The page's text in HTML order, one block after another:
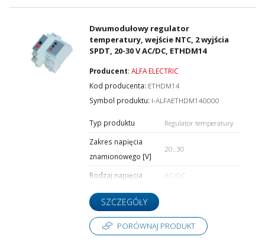
Dwumodułowy regulator
temperatury, wejście NTC, 2 wyjścia
SPDT, 20-30 V AC/DC, ETHDM14
Producent:ALFA ELECTRIC
Kod producenta: ETHDM14
Symbol produktu: I-ALFAETHDM140000
Typ produktu
Regulator temperatury
Zakres napięcia
znamionowego [V]
20..30
Rodzaj napięcia AC/DC
SZCZEGÓŁY
PORÓWNAJ PRODUKT